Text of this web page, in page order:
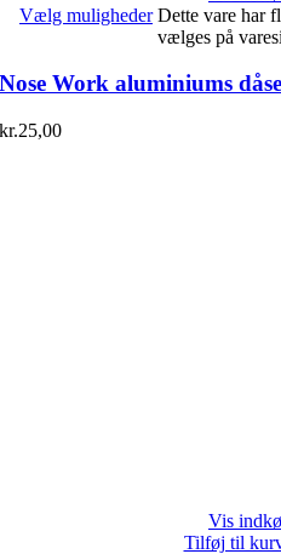
Vælg muligheder Dette vare har
vælges på
Nose Work aluminiums
kr.25,00
Vis
Tilføj til